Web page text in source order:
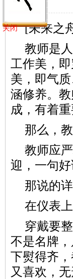
[未来之
教师是
工作美，
美，即气
涵修养。
成，有着
那么，
教师应
迎，一句
那说的
在仪表上
穿戴要
不是名牌
下熨得齐
又喜欢，
关闭